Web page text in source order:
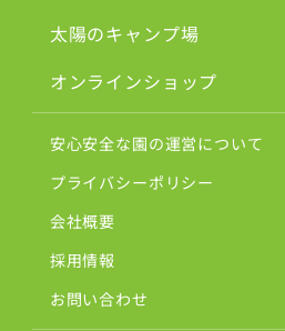
太陽のキャンプ場
オンラインショップ
安心安全な園の運営について
プライバシーポリシー
会社概要
採用情報
お問い合わせ